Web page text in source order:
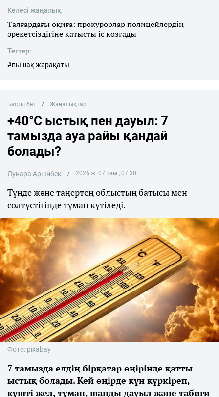
Келесі жаңалық
Талғардағы оқиға: прокурорлар полицейлердің
әрекетсіздігіне қатысты іс қозғады
Тегтер:
#пышақ жарақаты
Басты бет Жаңалықтар
+40°C ыстық пен дауыл: 7
тамызда ауа райы қандай
болады?
Лунара Арынбек 2026 ж. 07 там., 07:30
Түнде және таңертең облыстың батысы мен
солтүстігінде тұман күтіледі.
Фото: pixabay
7 тамызда елдің бірқатар өңірінде қатты
ыстық болады. Кей өңірде күн күркіреп,
күшті жел, тұман, шаңды дауыл және табиғи